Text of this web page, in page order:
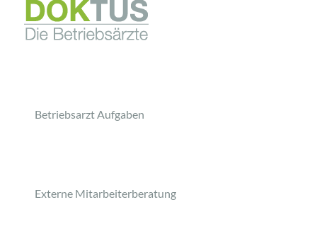
Betriebsarzt Aufgaben
Externe Mitarbeiterberatung